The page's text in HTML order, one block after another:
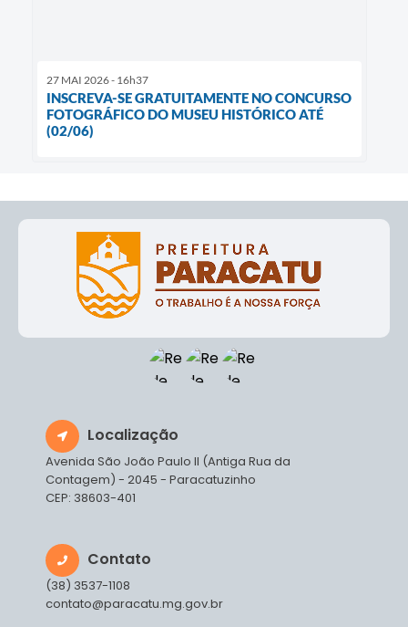
27 MAI 2026 - 16h37
INSCREVA-SE GRATUITAMENTE NO CONCURSO
FOTOGRÁFICO DO MUSEU HISTÓRICO ATÉ
(02/06)
Localização
Avenida São João Paulo II (Antiga Rua da
Contagem) - 2045 - Paracatuzinho
CEP: 38603-401
Contato
(38) 3537-1108
contato@paracatu.mg.gov.br